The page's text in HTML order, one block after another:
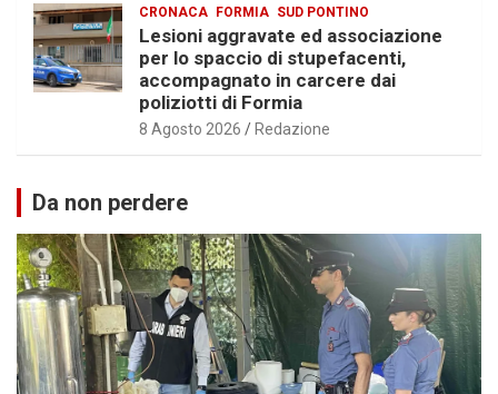
CRONACA FORMIA SUD PONTINO
Lesioni aggravate ed associazione
per lo spaccio di stupefacenti,
accompagnato in carcere dai
poliziotti di Formia
8 Agosto 2026 Redazione
Da non perdere